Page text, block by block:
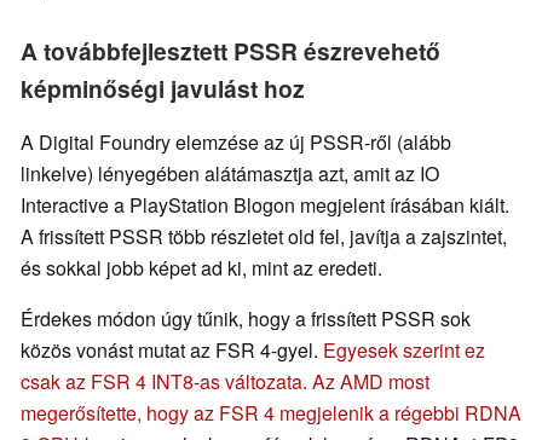
A továbbfejlesztett PSSR észrevehető
képminőségi javulást hoz
A Digital Foundry elemzése az új PSSR-ről (alább
linkelve) lényegében alátámasztja azt, amit az IO
Interactive a PlayStation Blogon megjelent írásában kiált.
A frissített PSSR több részletet old fel, javítja a zajszintet,
és sokkal jobb képet ad ki, mint az eredeti.
Érdekes módon úgy tűnik, hogy a frissített PSSR sok
közös vonást mutat az FSR 4-gyel. Egyesek szerint ez
csak az FSR 4 INT8-as változata. Az AMD most
megerősítette, hogy az FSR 4 megjelenik a régebbi RDNA